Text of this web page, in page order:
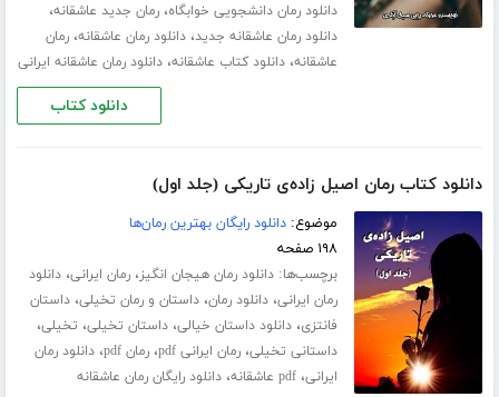
دانلود رمان دانشجویی خوابگاه،رمان جدید عاشقانه،
دانلود رمان عاشقانه جدید،دانلود رمان عاشقانه،رمان
عاشقانه،دانلود کتاب عاشقانه،دانلود رمان عاشقانه ایرانی
دانلود کتاب
دانلود کتاب رمان اصیل زاده‌ی تاریکی (جلد اول)
موضوع:دانلود رایگان بهترین رمان‌ها
۱۹۸ صفحه
برچسب‌ها:دانلود رمان هیجان انگیز،رمان ایرانی،دانلود
رمان ایرانی،دانلود رمان،داستان و رمان تخیلی،داستان
فانتزی،دانلود داستان خیالی،داستان تخیلی، تخیلی،
داستانی تخیلی،رمان ایرانی pdf ،رمان pdf ،دانلود رمان
ایرانی،pdf عاشقانه ،دانلود رایگان رمان عاشقانه